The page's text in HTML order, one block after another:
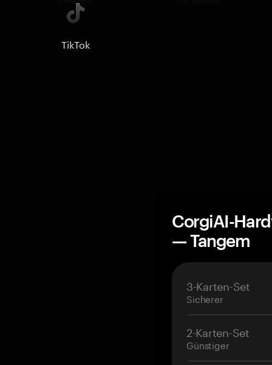
TikTok
CorgiAI-
— Tangem
3-Karten-Set
Sicherer
2-Karten-Set
Günstiger